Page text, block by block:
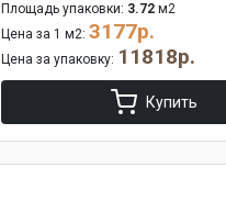
Площадь упаковки: 3.72 м2
Цена за 1 м2: 3177р.
Цена за упаковку: 11818р.
Купить